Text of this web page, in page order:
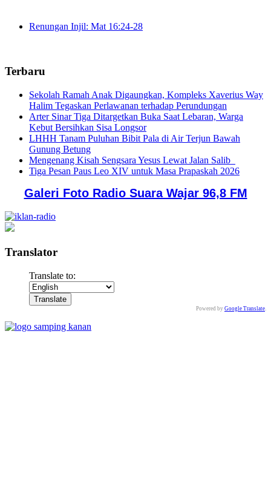
Renungan Injil: Mat 16:24-28
Terbaru
Sekolah Ramah Anak Digaungkan, Kompleks Xaverius Way
Halim Tegaskan Perlawanan terhadap Perundungan
Arter Sinar Tiga Ditargetkan Buka Saat Lebaran, Warga
Kebut Bersihkan Sisa Longsor
LHHH Tanam Puluhan Bibit Pala di Air Terjun Bawah
Gunung Betung
Mengenang Kisah Sengsara Yesus Lewat Jalan Salib
Tiga Pesan Paus Leo XIV untuk Masa Prapaskah 2026
Galeri Foto Radio Suara Wajar 96,8 FM
Translator
Translate to:
Powered by Google Translate